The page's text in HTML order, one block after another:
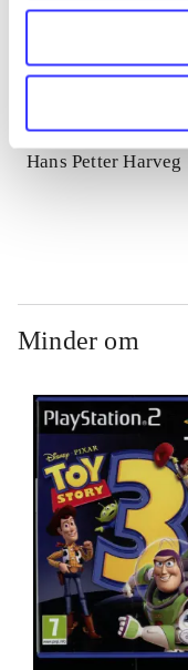
Staldens
Hans Petter Harveg
Minder om